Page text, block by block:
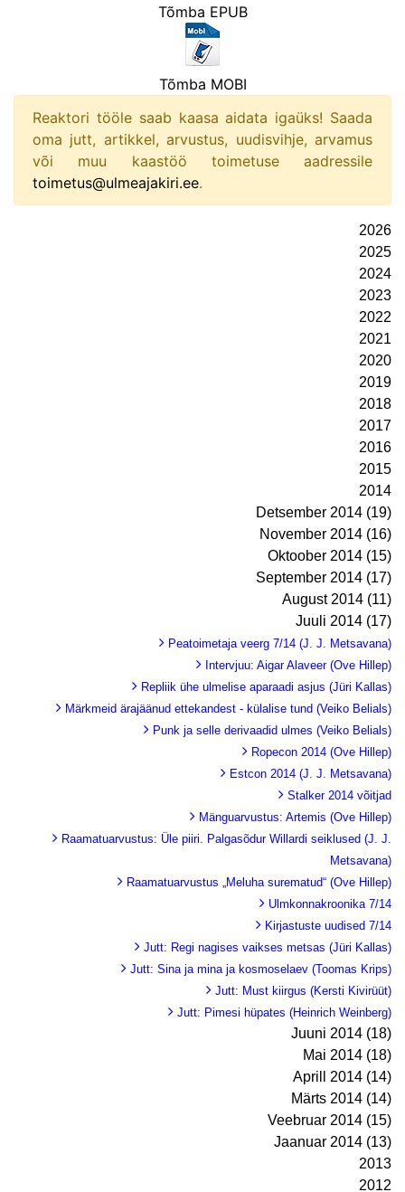
Tõmba EPUB
Tõmba MOBI
Reaktori tööle saab kaasa aidata igaüks! Saada
oma jutt, artikkel, arvustus, uudisvihje, arvamus
või muu kaastöö toimetuse aadressile
toimetus@ulmeajakiri.ee.
2026
2025
2024
2023
2022
2021
2020
2019
2018
2017
2016
2015
2014
Detsember 2014 (19)
November 2014 (16)
Oktoober 2014 (15)
September 2014 (17)
August 2014 (11)
Juuli 2014 (17)
Peatoimetaja veerg 7/14 (J. J. Metsavana)
Intervjuu: Aigar Alaveer (Ove Hillep)
Repliik ühe ulmelise aparaadi asjus (Jüri Kallas)
Märkmeid ärajäänud ettekandest - külalise tund (Veiko Belials)
Punk ja selle derivaadid ulmes (Veiko Belials)
Ropecon 2014 (Ove Hillep)
Estcon 2014 (J. J. Metsavana)
Stalker 2014 võitjad
Mänguarvustus: Artemis (Ove Hillep)
Raamatuarvustus: Üle piiri. Palgasõdur Willardi seiklused (J. J.
Metsavana)
Raamatuarvustus „Meluha surematud“ (Ove Hillep)
Ulmkonnakroonika 7/14
Kirjastuste uudised 7/14
Jutt: Regi nagises vaikses metsas (Jüri Kallas)
Jutt: Sina ja mina ja kosmoselaev (Toomas Krips)
Jutt: Must kiirgus (Kersti Kivirüüt)
Jutt: Pimesi hüpates (Heinrich Weinberg)
Juuni 2014 (18)
Mai 2014 (18)
Aprill 2014 (14)
Märts 2014 (14)
Veebruar 2014 (15)
Jaanuar 2014 (13)
2013
2012